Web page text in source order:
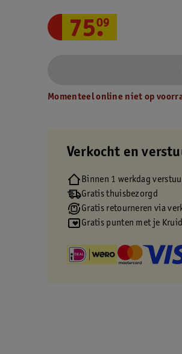
75.
09
Momenteel online niet op
Verkocht en
Binnen 1 werkdag
Gratis thuisbezorgd
Gratis retourneren via
Gratis punten met je